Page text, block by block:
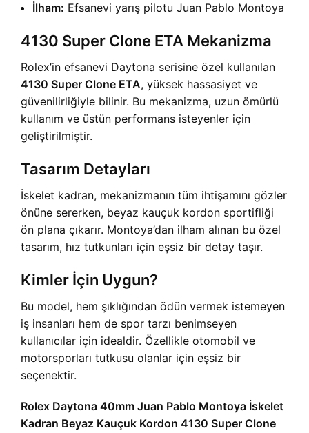
İlham: Efsanevi yarış pilotu Juan Pablo Montoya
4130 Super Clone ETA Mekanizma
Rolex’in efsanevi Daytona serisine özel kullanılan
4130 Super Clone ETA, yüksek hassasiyet ve
güvenilirliğiyle bilinir. Bu mekanizma, uzun ömürlü
kullanım ve üstün performans isteyenler için
geliştirilmiştir.
Tasarım Detayları
İskelet kadran, mekanizmanın tüm ihtişamını gözler
önüne sererken, beyaz kauçuk kordon sportifliği
ön plana çıkarır. Montoya’dan ilham alınan bu özel
tasarım, hız tutkunları için eşsiz bir detay taşır.
Kimler İçin Uygun?
Bu model, hem şıklığından ödün vermek istemeyen
iş insanları hem de spor tarzı benimseyen
kullanıcılar için idealdir. Özellikle otomobil ve
motorsporları tutkusu olanlar için eşsiz bir
seçenektir.
Rolex Daytona 40mm Juan Pablo Montoya İskelet
Kadran Beyaz Kauçuk Kordon 4130 Super Clone